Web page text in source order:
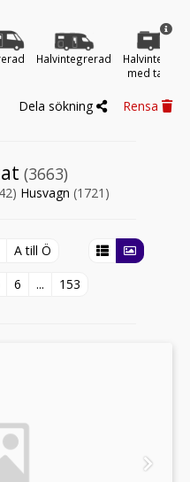
Halvintegrerad
med
Dela sökning Rensa
(3663)
Husvagn (1721)
A till Ö
6 ... 153